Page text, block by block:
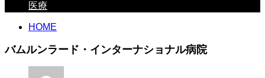
医療
HOME
バムルンラード・インターナショナル病院